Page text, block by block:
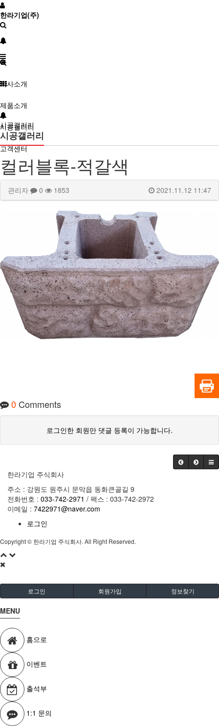
한라기업(주)
회사소개
제품소개
시공갤러리
고객센터
시공갤러리
시공갤러리
컬러블록-적갈색
관리자 0 1853 2021.11.12 11:47
0 Comments
로그인한 회원만 댓글 등록이 가능합니다.
한라기업 주식회사
주소 : 강원도 원주시 문막읍 동화큰골길 9
전화번호 : 033-742-2971 / 팩스 : 033-742-2972
이메일 : 7422971@naver.com
로그인
Copyright © 한라기업 주식회사. All Right Reserved.
로그인 회원가입 정보찾기
MENU
홈으로
이벤트
출석부
1:1 문의